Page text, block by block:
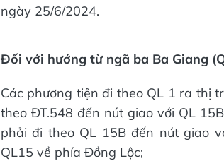
ngày 25/6/2024.
Đối với hướng từ ngã ba Ba Giang
Các phương tiện đi theo QL 1 ra thị
theo ĐT.548 đến nút giao với QL
phải đi theo QL 15B đến nút giao
QL15 về phía Đồng Lộc;